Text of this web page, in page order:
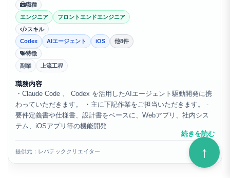
職種
エンジニア
フロントエンドエンジニア
スキル
Codex
AIエージェント iOS
他8件
特徴
副業
上流工程
職務内容
・Claude Code 、 Codex を活用したAIエージェント駆動開発に携
わっていただきます。 ・主に下記作業をご担当いただきます。 -
要件定義書や仕様書、設計書をベースに、Webアプリ、社内シス
テム、iOSアプリ等の機能開発
続きを読む
提供元：レバテッククリエイター